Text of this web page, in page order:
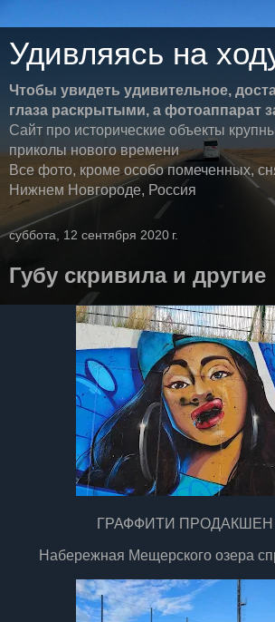
Удивляясь на
Чтобы увидеть удивительное,
глаза раскрытыми, а фотоаппарат
Сайт про исторические объекты
приколы нового времени
Все фото, кроме особо помеченных,
Нижнем Новгороде, Россия
суббота, 12 сентября 2020 г.
Губу скривила и другие
ГРАФФИТИ ПРОДАКШЕН
Набережная Мещерского озера